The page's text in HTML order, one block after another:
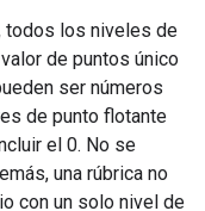
todos los niveles de
de puntos único
ser números
de punto flotante
el 0. No se
una rúbrica no
con un solo nivel de